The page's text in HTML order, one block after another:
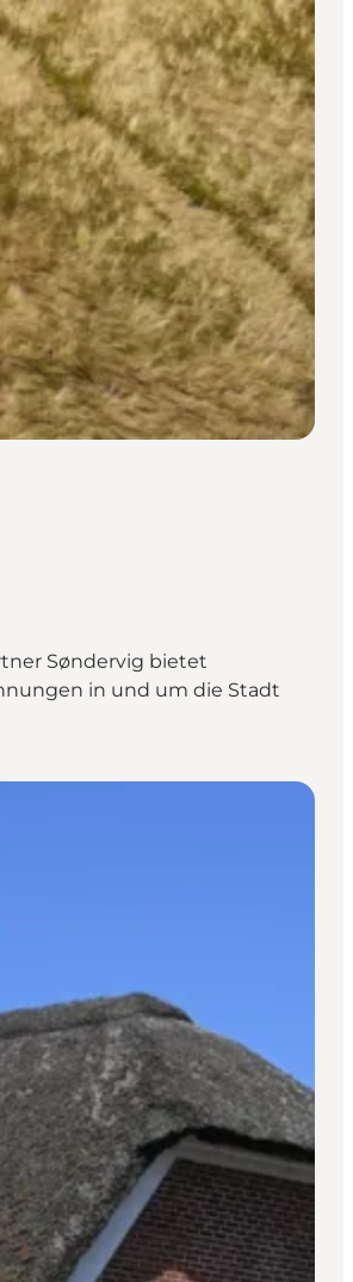
Søndervig bietet
in und um die Stadt